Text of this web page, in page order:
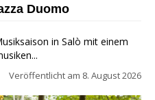
Duomo
in Salò mit einem
Veröffentlicht am 8. August 2026